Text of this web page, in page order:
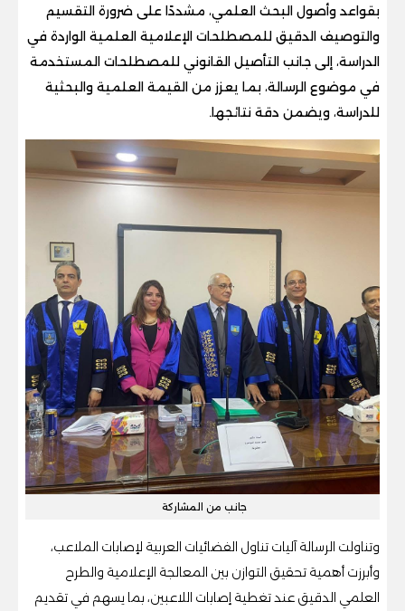
بقواعد وأصول البحث العلمي، مشددًا على ضرورة التقسيم
والتوصيف الدقيق للمصطلحات الإعلامية العلمية الواردة في
الدراسة، إلى جانب التأصيل القانوني للمصطلحات المستخدمة
في موضوع الرسالة، بما يعزز من القيمة العلمية والبحثية
للدراسة، ويضمن دقة نتائجها.
جانب من المشاركة
وتناولت الرسالة آليات تناول الفضائيات العربية لإصابات الملاعب،
وأبرزت أهمية تحقيق التوازن بين المعالجة الإعلامية والطرح
العلمي الدقيق عند تغطية إصابات اللاعبين، بما يسهم في تقديم